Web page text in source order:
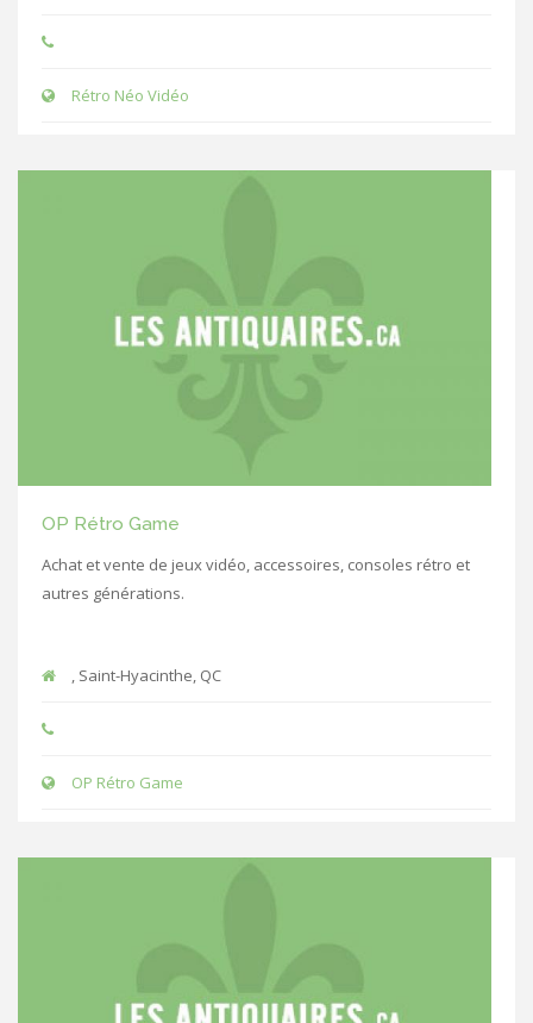
Rétro Néo Vidéo
OP Rétro Game
Achat et vente de jeux vidéo, accessoires, consoles rétro et
autres générations.
, Saint-Hyacinthe, QC
OP Rétro Game